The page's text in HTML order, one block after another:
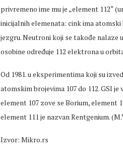
privremeno ime mu je „element 112“
inicijalnih elemenata: cink ima
jezgru. Neutroni koji se takođe nalaze
osobine određuje 112 elektrona u
Od 1981. u eksperimentima koji su
atomskim brojevima 107 do 112. GSI
element 107 zove se Borium, element
element 111 je nazvan Rentgenium.
Izvor: Mikro.rs